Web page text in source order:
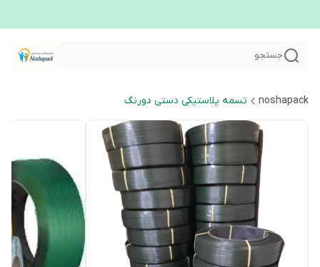
جستجو
noshapack تسمه پلاستیکی دستی دورنگ